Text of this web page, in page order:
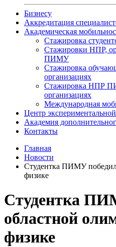
Бизнесу
Аккредитация
Академическая
Стажировка
Стажировки НПР,
ПИМУ
Стажировка
организациях
Стажировка НПР
организациях
Международная
Центр
Академия
Контакты
Главная
Новости
Студентка ПИМУ
физике
Студентка
областной
физике